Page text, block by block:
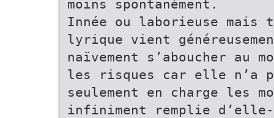
moins spontanément.
Innée ou laborieuse mais
lyrique vient
naïvement s’aboucher au
les risques car elle n’a
seulement en charge les
infiniment remplie d’elle-